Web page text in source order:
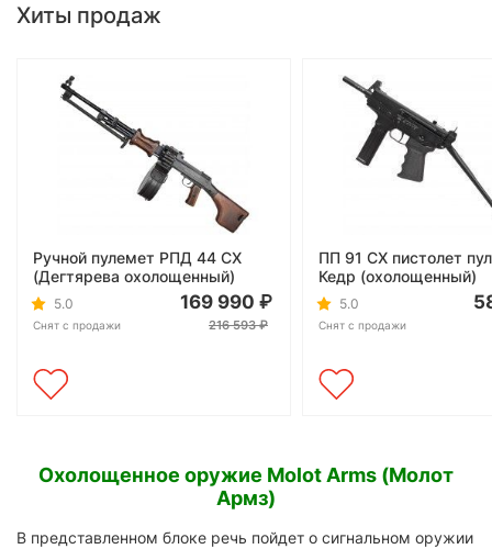
Хиты продаж
Ручной пулемет РПД 44 СХ
(Дегтярева охолощенный)
5.0
Снят с продажи
169 990
216 593
ПП 91 СХ пистолет
Кедр (охолощенный)
5.0
Снят с продажи
Охолощенное оружие Molot Arms (Молот
Армз)
В представленном блоке речь пойдет о сигнальном оружии